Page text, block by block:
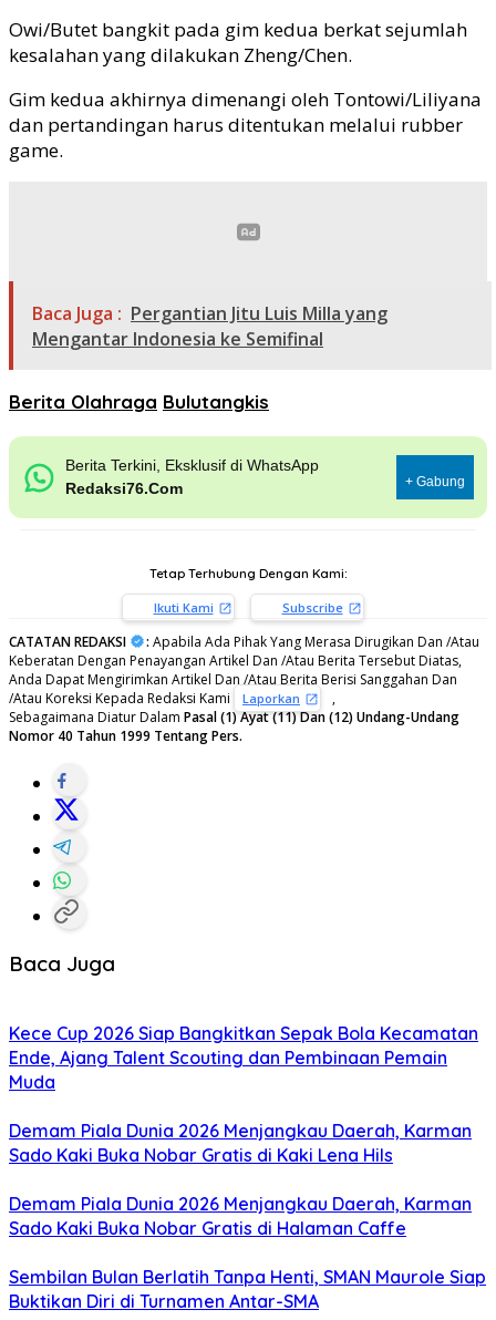
Owi/Butet bangkit pada gim kedua berkat sejumlah
kesalahan yang dilakukan Zheng/Chen.
Gim kedua akhirnya dimenangi oleh Tontowi/Liliyana
dan pertandingan harus ditentukan melalui rubber
game.
Baca Juga : Pergantian Jitu Luis Milla yang
Mengantar Indonesia ke Semifinal
Berita Olahraga Bulutangkis
Berita Terkini, Eksklusif di WhatsApp
Redaksi76.Com
+ Gabung
Tetap Terhubung Dengan Kami:
Ikuti Kami Subscribe
CATATAN REDAKSI : Apabila Ada Pihak Yang Merasa Dirugikan Dan /Atau
Keberatan Dengan Penayangan Artikel Dan /Atau Berita Tersebut Diatas,
Anda Dapat Mengirimkan Artikel Dan /Atau Berita Berisi Sanggahan Dan
/Atau Koreksi Kepada Redaksi Kami
Laporkan
,
Sebagaimana Diatur Dalam Pasal (1) Ayat (11) Dan (12) Undang-Undang
Nomor 40 Tahun 1999 Tentang Pers.
Baca Juga
Kece Cup 2026 Siap Bangkitkan Sepak Bola Kecamatan
Ende, Ajang Talent Scouting dan Pembinaan Pemain
Muda
Demam Piala Dunia 2026 Menjangkau Daerah, Karman
Sado Kaki Buka Nobar Gratis di Kaki Lena Hils
Demam Piala Dunia 2026 Menjangkau Daerah, Karman
Sado Kaki Buka Nobar Gratis di Halaman Caffe
Sembilan Bulan Berlatih Tanpa Henti, SMAN Maurole Siap
Buktikan Diri di Turnamen Antar-SMA